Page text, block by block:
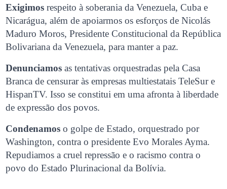
Exigimosrespeito à soberania da Venezuela, Cuba e
Nicarágua, além de apoiarmos os esforços de Nicolás
Maduro Moros, Presidente Constitucional da República
Bolivariana da Venezuela, para manter a paz.
Denunciamosas tentativas orquestradas pela Casa
Branca de censurar às empresas multiestatais TeleSur e
HispanTV. Isso se constitui em uma afronta à liberdade
de expressão dos povos.
Condenamoso golpe de Estado, orquestrado por
Washington, contra o presidente Evo Morales Ayma.
Repudiamos a cruel repressão e o racismo contra o
povo do Estado Plurinacional da Bolívia.